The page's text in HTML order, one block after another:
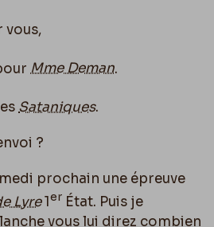
Mme Deman.
Sataniques.
?
prochain une épreuve
Lyre1er État. Puis je
vous lui direz combien